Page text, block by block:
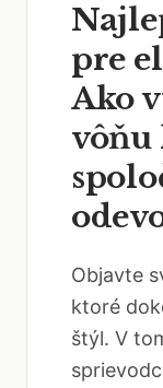
pre
Ako
vôňu
Objavte
ktoré
štýl. V